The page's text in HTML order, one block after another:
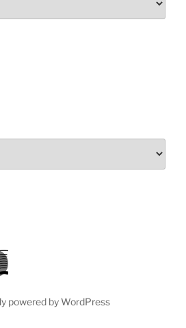
powered by WordPress